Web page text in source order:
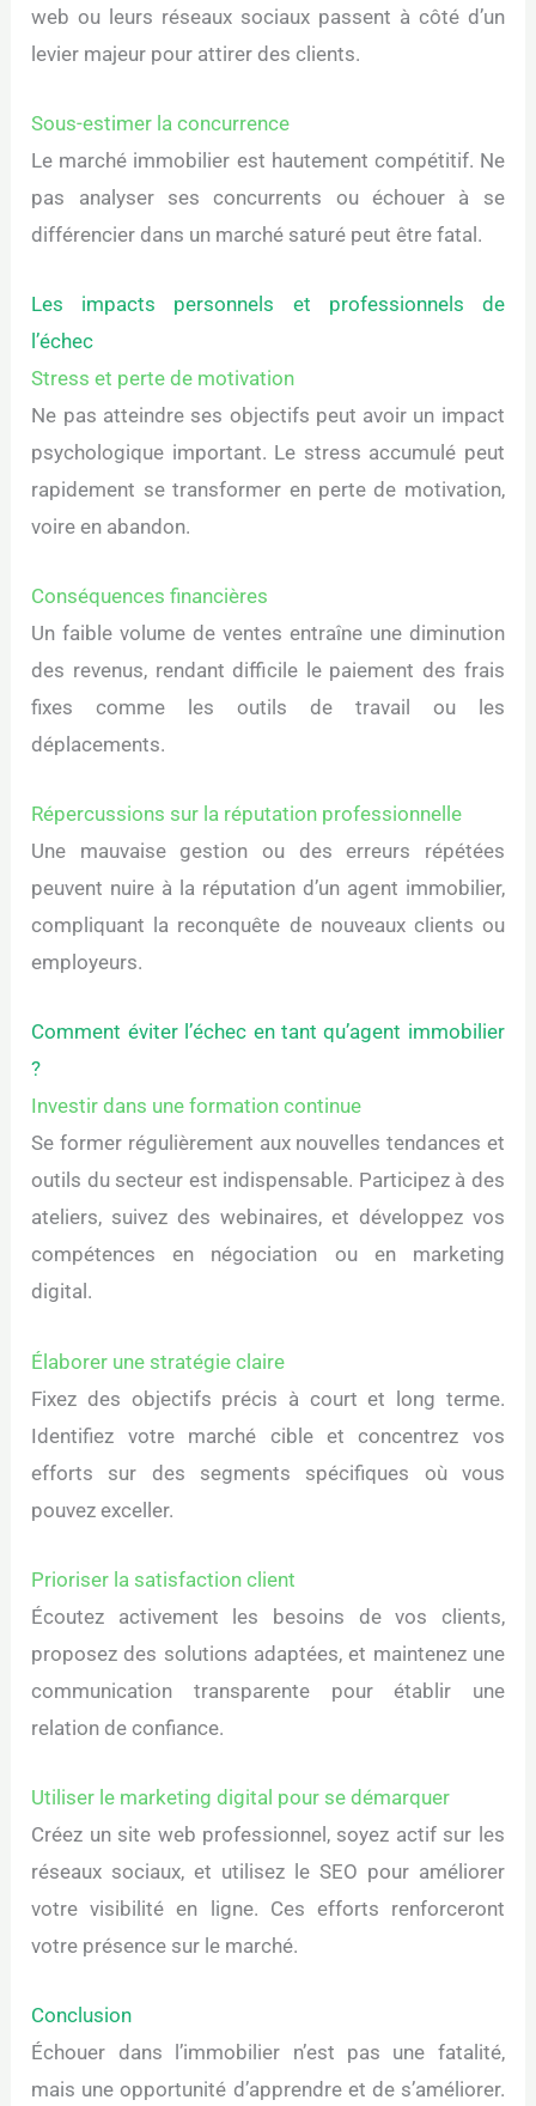
web ou leurs réseaux sociaux passent à côté d’un
levier majeur pour attirer des clients.
Sous-estimer la concurrence
Le marché immobilier est hautement compétitif. Ne
pas analyser ses concurrents ou échouer à se
différencier dans un marché saturé peut être fatal.
Les impacts personnels et professionnels de
l’échec
Stress et perte de motivation
Ne pas atteindre ses objectifs peut avoir un impact
psychologique important. Le stress accumulé peut
rapidement se transformer en perte de motivation,
voire en abandon.
Conséquences financières
Un faible volume de ventes entraîne une diminution
des revenus, rendant difficile le paiement des frais
fixes comme les outils de travail ou les
déplacements.
Répercussions sur la réputation professionnelle
Une mauvaise gestion ou des erreurs répétées
peuvent nuire à la réputation d’un agent immobilier,
compliquant la reconquête de nouveaux clients ou
employeurs.
Comment éviter l’échec en tant qu’agent immobilier
?
Investir dans une formation continue
Se former régulièrement aux nouvelles tendances et
outils du secteur est indispensable. Participez à des
ateliers, suivez des webinaires, et développez vos
compétences en négociation ou en marketing
digital.
Élaborer une stratégie claire
Fixez des objectifs précis à court et long terme.
Identifiez votre marché cible et concentrez vos
efforts sur des segments spécifiques où vous
pouvez exceller.
Prioriser la satisfaction client
Écoutez activement les besoins de vos clients,
proposez des solutions adaptées, et maintenez une
communication transparente pour établir une
relation de confiance.
Utiliser le marketing digital pour se démarquer
Créez un site web professionnel, soyez actif sur les
réseaux sociaux, et utilisez le SEO pour améliorer
votre visibilité en ligne. Ces efforts renforceront
votre présence sur le marché.
Conclusion
Échouer dans l’immobilier n’est pas une fatalité,
mais une opportunité d’apprendre et de s’améliorer.